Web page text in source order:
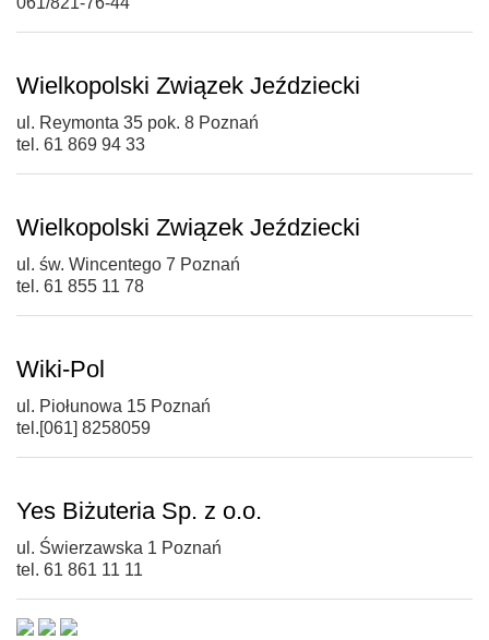
Wielkopolski Związek Jeździecki
ul. Reymonta 35 pok. 8 Poznań
tel. 61 869 94 33
Wielkopolski Związek Jeździecki
ul. św. Wincentego 7 Poznań
tel. 61 855 11 78
Wiki-Pol
ul. Piołunowa 15 Poznań
tel.[061] 8258059
Yes Biżuteria Sp. z o.o.
ul. Świerzawska 1 Poznań
tel. 61 861 11 11